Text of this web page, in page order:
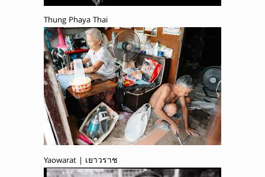
Thung Phaya Thai
Yaowarat | เยาวราช